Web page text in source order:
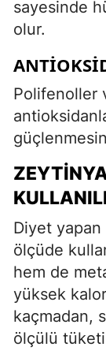
sayesinde
olur.
Polifenoller
Diyet
ölçüde
hem de
yüksek
kaçmadan,
ölçülü